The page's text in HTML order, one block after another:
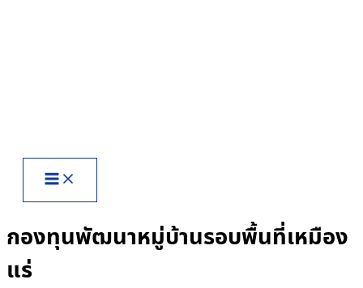
กองทุนพัฒนาหมู่บ้านรอบพื้นที่เหมือง
แร่